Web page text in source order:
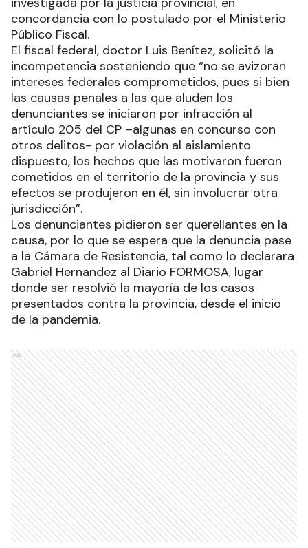
concordancia con lo postulado por el Ministerio
Público Fiscal.
El fiscal federal, doctor Luis Benítez, solicitó la
incompetencia sosteniendo que “no se avizoran
intereses federales comprometidos, pues si bien
las causas penales a las que aluden los
denunciantes se iniciaron por infracción al
artículo 205 del CP –algunas en concurso con
otros delitos- por violación al aislamiento
dispuesto, los hechos que las motivaron fueron
cometidos en el territorio de la provincia y sus
efectos se produjeron en él, sin involucrar otra
jurisdicción”.
Los denunciantes pidieron ser querellantes en la
causa, por lo que se espera que la denuncia pase
a la Cámara de Resistencia, tal como lo declarara
Gabriel Hernandez al Diario FORMOSA, lugar
donde ser resolvió la mayoría de los casos
presentados contra la provincia, desde el inicio
de la pandemia.
Ads